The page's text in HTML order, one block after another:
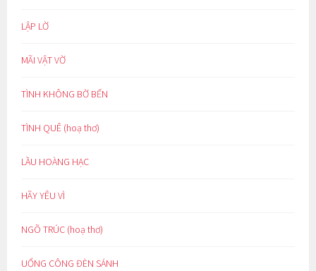
LẬP LỜ
MÃI VẬT VỜ
TÌNH KHÔNG BỜ BẾN
TÌNH QUÊ (hoạ thơ)
LẦU HOÀNG HẠC
HÃY YÊU VÌ
NGÕ TRÚC (hoạ thơ)
UỔNG CÔNG ĐÈN SÁNH